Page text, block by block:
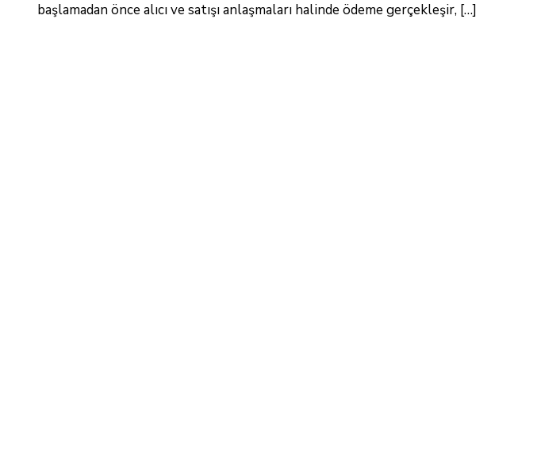
başlamadan önce alıcı ve satışı anlaşmaları halinde ödeme gerçekleşir, […]